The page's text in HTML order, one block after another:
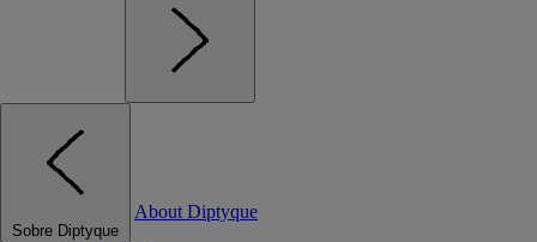
Sobre Diptyque
About Diptyque